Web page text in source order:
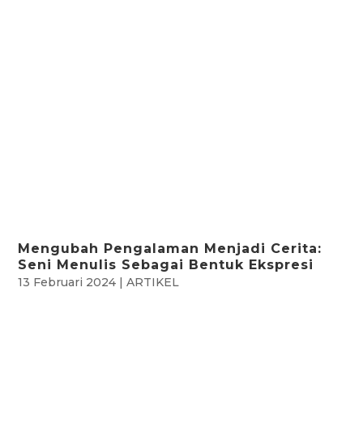
Mengubah Pengalaman Menjadi Cerita:
Seni Menulis Sebagai Bentuk Ekspresi
13 Februari 2024 |ARTIKEL